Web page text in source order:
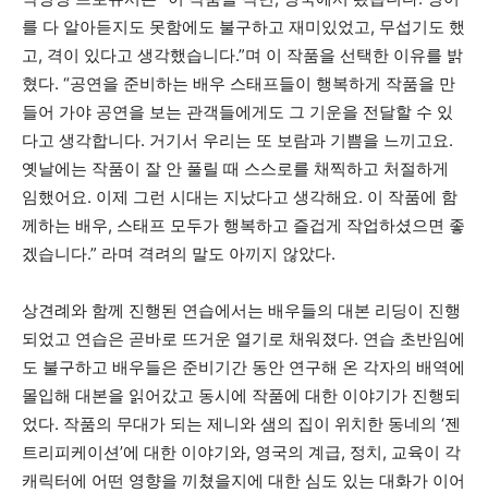
를 다 알아듣지도 못함에도 불구하고 재미있었고, 무섭기도 했
고, 격이 있다고 생각했습니다.”며 이 작품을 선택한 이유를 밝
혔다. “공연을 준비하는 배우 스태프들이 행복하게 작품을 만
들어 가야 공연을 보는 관객들에게도 그 기운을 전달할 수 있
다고 생각합니다. 거기서 우리는 또 보람과 기쁨을 느끼고요.
옛날에는 작품이 잘 안 풀릴 때 스스로를 채찍하고 처절하게
임했어요. 이제 그런 시대는 지났다고 생각해요. 이 작품에 함
께하는 배우, 스태프 모두가 행복하고 즐겁게 작업하셨으면 좋
겠습니다.” 라며 격려의 말도 아끼지 않았다.
상견례와 함께 진행된 연습에서는 배우들의 대본 리딩이 진행
되었고 연습은 곧바로 뜨거운 열기로 채워졌다. 연습 초반임에
도 불구하고 배우들은 준비기간 동안 연구해 온 각자의 배역에
몰입해 대본을 읽어갔고 동시에 작품에 대한 이야기가 진행되
었다. 작품의 무대가 되는 제니와 샘의 집이 위치한 동네의 ‘젠
트리피케이션’에 대한 이야기와, 영국의 계급, 정치, 교육이 각
캐릭터에 어떤 영향을 끼쳤을지에 대한 심도 있는 대화가 이어